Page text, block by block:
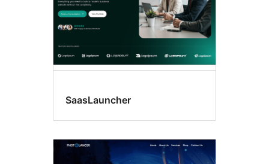
SaasLauncher